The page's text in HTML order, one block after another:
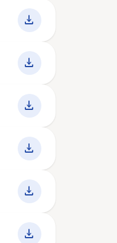
download
download
download
download
download
download